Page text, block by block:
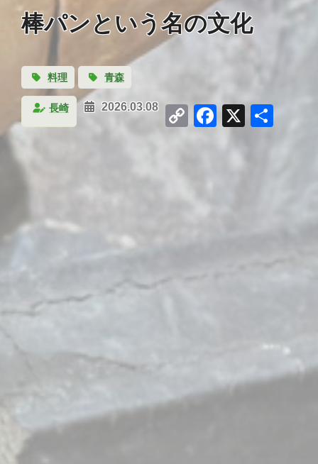
棒パンという名の文化
料理 青森
長崎 2026.03.08 CopyFacebook
X